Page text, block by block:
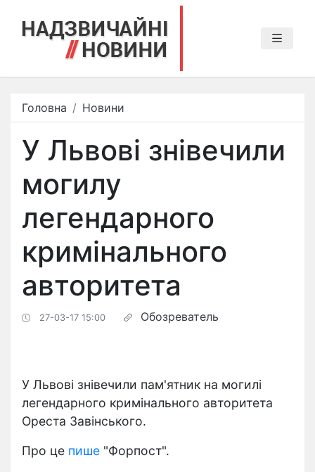
Головна Новини
У Львові знівечили
могилу
легендарного
кримінального
авторитета
27-03-17 15:00 Обозреватель
У Львові знівечили пам'ятник на могилі
легендарного кримінального авторитета
Ореста Завінського.
Про це пише "Форпост".